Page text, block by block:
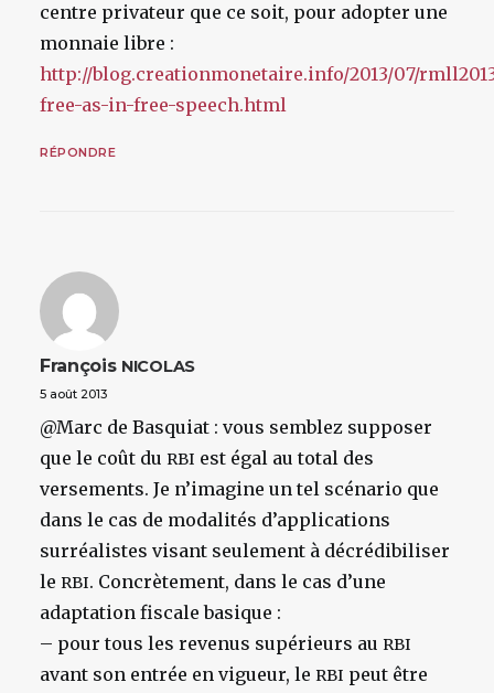
centre privateur que ce soit, pour adopter une
monnaie libre :
http://blog.creationmonetaire.info/2013/07/
free-as-in-free-speech.html
RÉPONDRE
François NICOLAS
5 août 2013
@Marc de Basquiat : vous semblez supposer
que le coût du RBI est égal au total des
versements. Je n’imagine un tel scénario que
dans le cas de modalités d’applications
surréalistes visant seulement à décrédibiliser
le RBI. Concrètement, dans le cas d’une
adaptation fiscale basique :
– pour tous les revenus supérieurs au RBI
avant son entrée en vigueur, le RBI peut être